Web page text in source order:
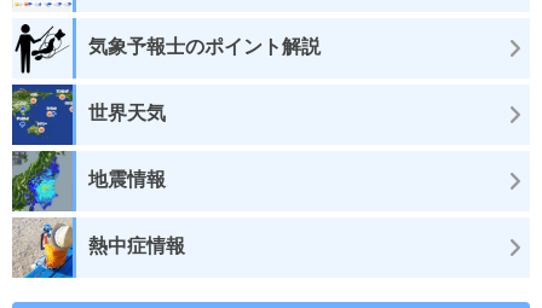
気象予報士のポイント解説
世界天気
地震情報
熱中症情報